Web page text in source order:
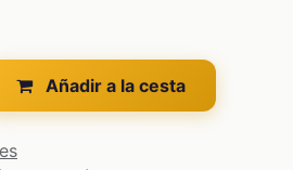
Añadir a la cesta